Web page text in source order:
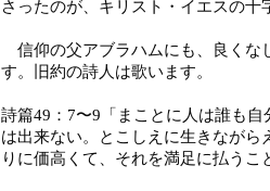
さったのが、キリスト・イエスの十
信仰の父アブラハムにも、良くな
す。旧約の詩人は歌います。
詩篇49：7〜9「まことに人は誰も
は出来ない。とこしえに生きながら
りに価高くて、それを満足に払うこ